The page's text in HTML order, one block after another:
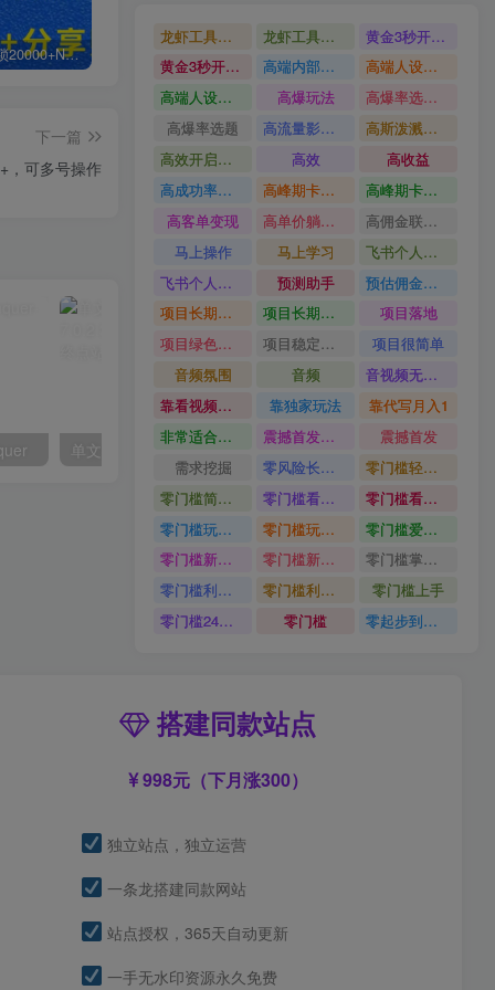
白菜价解锁20000+N个赚钱机会，加入轻创终点站会员，全站资源免费学习。
下一篇
，可多号操作
单文件制作工具 7.0.2.3861_x86/x64
龙虾工具完整部署教学图文视频理财多赛道AI变现 龙虾工具完整部署教学
黄金3秒开头与标题海报玩法六大运营硬核技能高效变现
黄金3秒开头与标题海报玩法
高端内部魔灵召唤挂G打金
高端人设搭建积累客户信任图文剪辑谈单转化实操教学
高端人设搭建积累客户信任
高爆玩法
高爆率选题方法
高爆率选题
高流量影视片
高斯泼溅与游戏化交互课程
高效开启跨境賺钱新通道
高效
高收益
高成功率爆款全流程打法
高峰期卡顿利润被抽干私域直播核心痛点解析
高峰期卡顿利润被抽干
高客单变现
高单价躺賺玩法
高佣金联盟课
马上操作
马上学习
飞书个人版100G注册教程无需额外扩容
飞书个人版100G注册教程
预测助手
预估佣金有2200
项目长期稳定宝妈上班族既能兼职增收
项目长期稳定
项目落地
项目绿色长久
项目稳定落地两年以上
项目很简单
音频氛围
音频
音视频无损切割剪辑神器
靠看视频就能在YouTube上賺到钱
靠独家玩法
靠代写月入1
非常适合小白快速上手
震撼首发小白利用电脑做游戏搬砖
震撼首发
需求挖掘
零风险长期做
零门槛轻资产创业
零门槛简单易上手
零门槛看完就能上手只需一部手机轻松日收30
零门槛看完就能上手
零门槛玩转伙伴计划与精选独家单日稳定收益1k
零门槛玩转伙伴计划与精选独家
零门槛爱奇艺变现冷门赛道
零门槛新手快速入门闲鱼电商日赚百元新手必看教程
零门槛新手快速入门闲鱼电商日赚百元
零门槛掌握汽车赛道变现玩法
零门槛利用AI只需几分钟轻松做出带货短视频
零门槛利用AI
零门槛上手
零门槛24小时无人值守被动创收项目
零门槛 零起步到独立实操
搭建同款站点
998元（下月涨300）
独立站点，独立运营
一条龙搭建同款网站
站点授权，365天自动更新
一手无水印资源永久免费